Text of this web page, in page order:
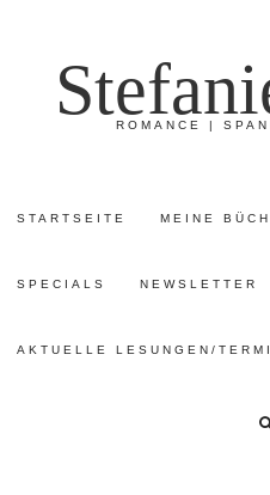
ROMANCE |
STARTSEITE MEINE
SPECIALS NEWSLETTER
AKTUELLE LESUNGEN/